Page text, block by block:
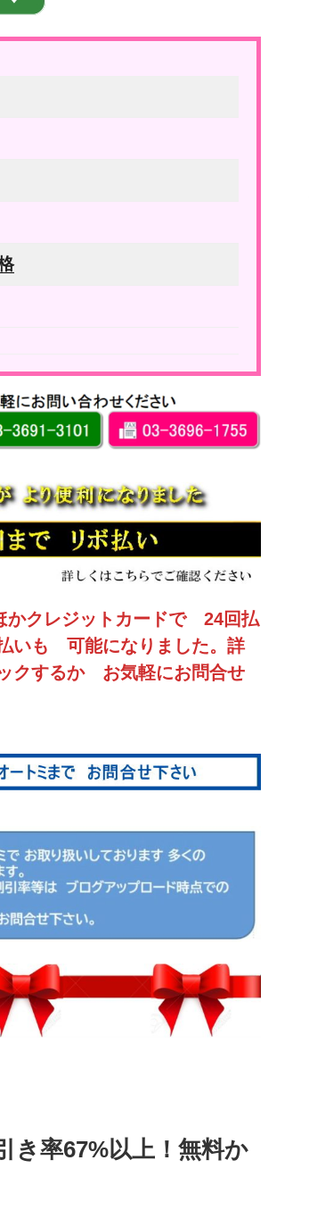
クレジットカードで 24回払
いも 可能になりました。詳
クするか お気軽にお問合せ
き率67%以上！無料か